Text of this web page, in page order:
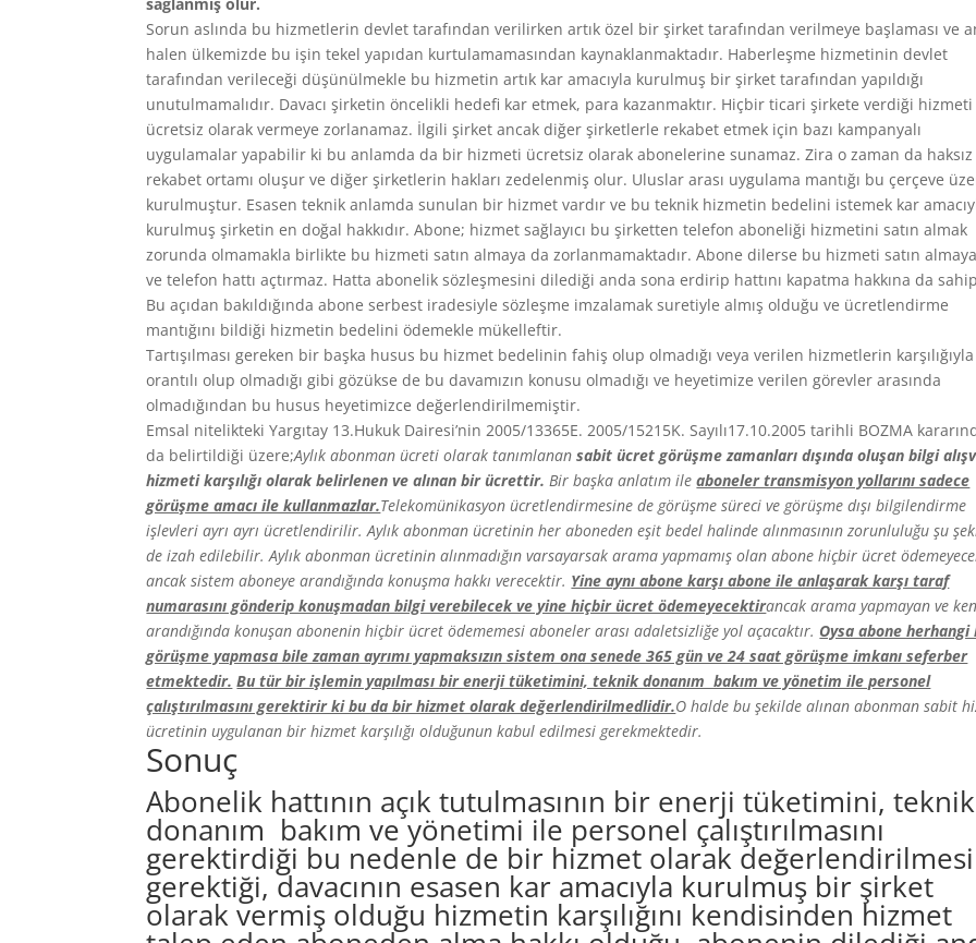
Sorun aslında bu hizmetlerin devlet tarafından verilirken artık özel bir şirket tarafından verilmeye başlaması ve
halen ülkemizde bu işin tekel yapıdan kurtulamamasından kaynaklanmaktadır. Haberleşme hizmetinin devlet
tarafından verileceği düşünülmekle bu hizmetin artık kar amacıyla kurulmuş bir şirket tarafından yapıldığı
unutulmamalıdır. Davacı şirketin öncelikli hedefi kar etmek, para kazanmaktır. Hiçbir ticari şirkete verdiği hizmeti
ücretsiz olarak vermeye zorlanamaz. İlgili şirket ancak diğer şirketlerle rekabet etmek için bazı kampanyalı
uygulamalar yapabilir ki bu anlamda da bir hizmeti ücretsiz olarak abonelerine sunamaz. Zira o zaman da haksız
rekabet ortamı oluşur ve diğer şirketlerin hakları zedelenmiş olur. Uluslar arası uygulama mantığı bu çerçeve
kurulmuştur. Esasen teknik anlamda sunulan bir hizmet vardır ve bu teknik hizmetin bedelini istemek kar
kurulmuş şirketin en doğal hakkıdır. Abone; hizmet sağlayıcı bu şirketten telefon aboneliği hizmetini satın almak
zorunda olmamakla birlikte bu hizmeti satın almaya da zorlanmamaktadır. Abone dilerse bu hizmeti satın
ve telefon hattı açtırmaz. Hatta abonelik sözleşmesini dilediği anda sona erdirip hattını kapatma hakkına da
Bu açıdan bakıldığında abone serbest iradesiyle sözleşme imzalamak suretiyle almış olduğu ve ücretlendirme
mantığını bildiği hizmetin bedelini ödemekle mükelleftir.
Tartışılması gereken bir başka husus bu hizmet bedelinin fahiş olup olmadığı veya verilen hizmetlerin karşılığıyla
orantılı olup olmadığı gibi gözükse de bu davamızın konusu olmadığı ve heyetimize verilen görevler arasında
olmadığından bu husus heyetimizce değerlendirilmemiştir.
Emsal nitelikteki Yargıtay 13.Hukuk Dairesi’nin 2005/13365E. 2005/15215K. Sayılı17.10.2005 tarihli BOZMA
da belirtildiği üzere;Aylık abonman ücreti olarak tanımlanansabit ücret görüşme zamanları dışında oluşan bilgi
hizmeti karşılığı olarak belirlenen ve alınan bir ücrettir. Bir başka anlatım ile aboneler transmisyon yollarını sadece
görüşme amacı ile kullanmazlar.Telekomünikasyon ücretlendirmesine de görüşme süreci ve görüşme dışı bilgilendirme
işlevleri ayrı ayrı ücretlendirilir. Aylık abonman ücretinin her aboneden eşit bedel halinde alınmasının zorunluluğu şu
de izah edilebilir. Aylık abonman ücretinin alınmadığın varsayarsak arama yapmamış olan abone hiçbir ücret
ancak sistem aboneye arandığında konuşma hakkı verecektir. Yine aynı abone karşı abone ile anlaşarak karşı taraf
numarasını gönderip konuşmadan bilgi verebilecek ve yine hiçbir ücret ödemeyecektirancak arama yapmayan ve
arandığında konuşan abonenin hiçbir ücret ödememesi aboneler arası adaletsizliğe yol açacaktır. Oysa abone herhangi
görüşme yapmasa bile zaman ayrımı yapmaksızın sistem ona senede 365 gün ve 24 saat görüşme imkanı seferber
etmektedir. Bu tür bir işlemin yapılması bir enerji tüketimini, teknik donanım bakım ve yönetim ile personel
çalıştırılmasını gerektirir ki bu da bir hizmet olarak değerlendirilmedlidir.O halde bu şekilde alınan abonman sabit
ücretinin uygulanan bir hizmet karşılığı olduğunun kabul edilmesi gerekmektedir.
Sonuç
Abonelik hattının açık tutulmasının bir enerji tüketimini, teknik
donanım bakım ve yönetimi ile personel çalıştırılmasını
gerektirdiği bu nedenle de bir hizmet olarak değerlendirilmesi
gerektiği, davacının esasen kar amacıyla kurulmuş bir şirket
olarak vermiş olduğu hizmetin karşılığını kendisinden hizmet